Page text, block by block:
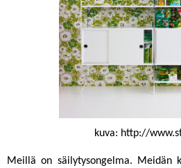
kuva: http://
Meillä on säilytysongelma. Meidän